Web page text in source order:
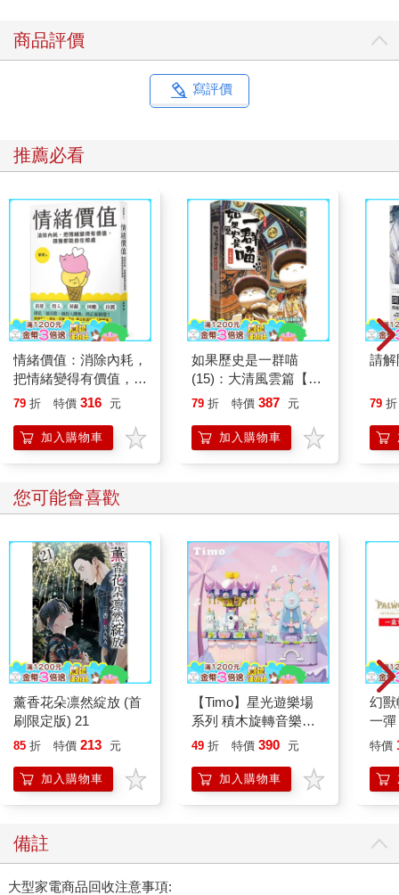
商品評價
寫評價
推薦必看
情緒價值：消除內耗，
把情緒變得有價值，跟
誰都能自在相處
79 折 特價 316 元
加入購物車
如果歷史是一群喵
(15)：大清風雲篇【萌
貓漫畫學歷史】
79 折 特價 387 元
加入購物車
請解
79 折
您可能會喜歡
薰香花朵凛然綻放 (首
刷限定版) 21
85 折 特價 213 元
加入購物車
【Timo】星光遊樂場
系列 積木旋轉音樂盒
禮物
49 折 特價 390 元
加入購物車
幻
一彈
特價
備註
大型家電商品回收注意事項: